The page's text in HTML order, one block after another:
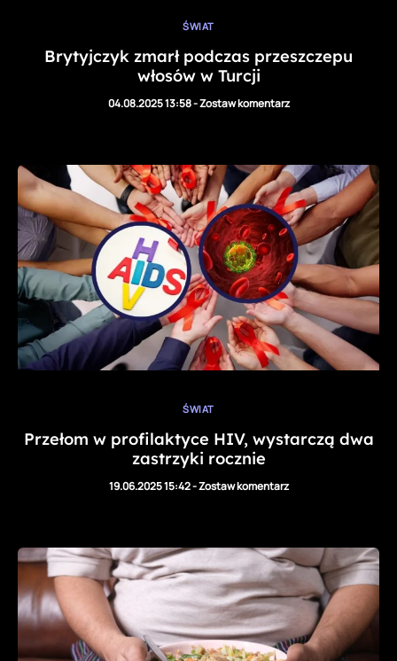
ŚWIAT
Brytyjczyk zmarł podczas przeszczepu
włosów w Turcji
04.08.2025 13:58-Zostaw komentarz
ŚWIAT
Przełom w profilaktyce HIV, wystarczą dwa
zastrzyki rocznie
19.06.2025 15:42-Zostaw komentarz